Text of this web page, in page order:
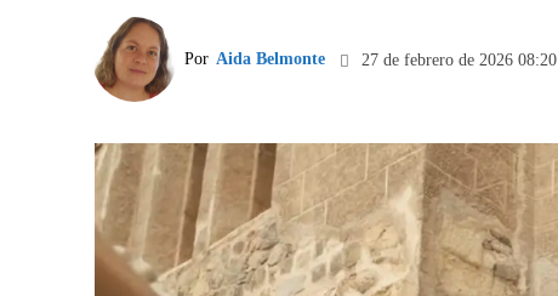
Por Aida Belmonte 27 de febrero de 2026 08:20